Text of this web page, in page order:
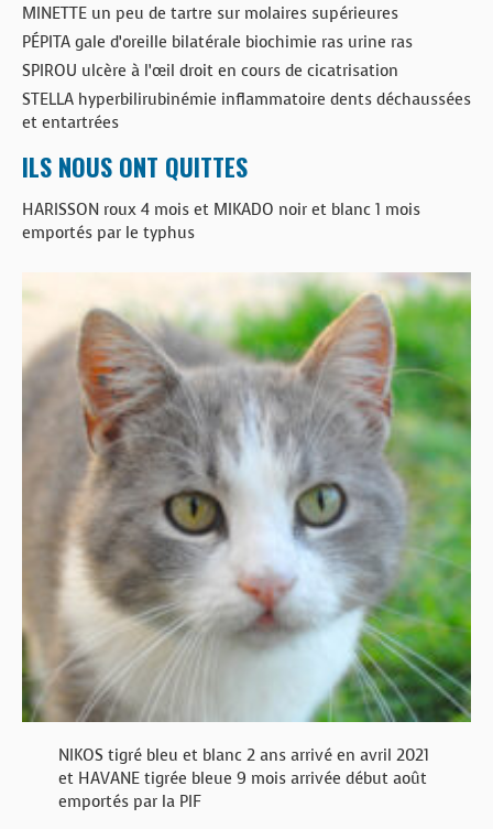
MINETTE un peu de tartre sur molaires supérieures
PÉPITA gale d’oreille bilatérale biochimie ras urine ras
SPIROU ulcère à l’œil droit en cours de cicatrisation
STELLA hyperbilirubinémie inflammatoire dents déchaussées
et entartrées
ILS NOUS ONT QUITTES
HARISSON roux 4 mois et MIKADO noir et blanc 1 mois
emportés par le typhus
NIKOS tigré bleu et blanc 2 ans arrivé en avril 2021
et HAVANE tigrée bleue 9 mois arrivée début août
emportés par la PIF